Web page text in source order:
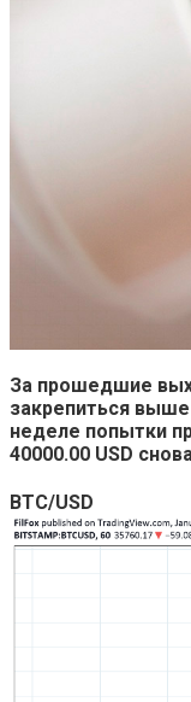
За прошедшие
закрепиться
неделе попытки
40000.00 USD
BTC/USD